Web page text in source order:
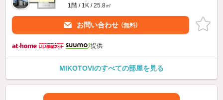
1階 / 1K / 25.8㎡
お問い合わせ （無料）
提供
MIKOTOVIのすべての部屋を見る